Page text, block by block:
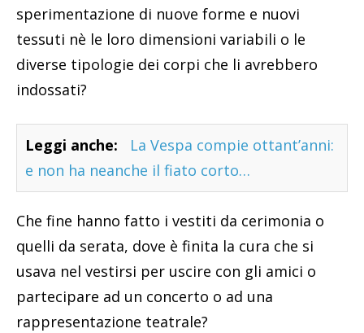
sperimentazione di nuove forme e nuovi
tessuti nè le loro dimensioni variabili o le
diverse tipologie dei corpi che li avrebbero
indossati?
Leggi anche:
La Vespa compie ottant’anni:
e non ha neanche il fiato corto…
Che fine hanno fatto i vestiti da cerimonia o
quelli da serata, dove è finita la cura che si
usava nel vestirsi per uscire con gli amici o
partecipare ad un concerto o ad una
rappresentazione teatrale?